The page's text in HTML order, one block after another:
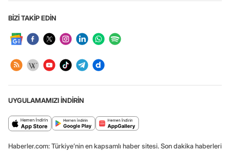
BİZİ TAKİP EDİN
UYGULAMAMIZI İNDİRİN
Haberler.com: Türkiye’nin en kapsamlı haber sitesi. Son dakika haberleri